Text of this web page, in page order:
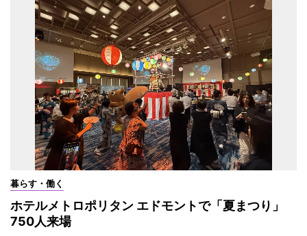
暮らす・働く
ホテルメトロポリタン エドモントで「夏まつり」
750人来場